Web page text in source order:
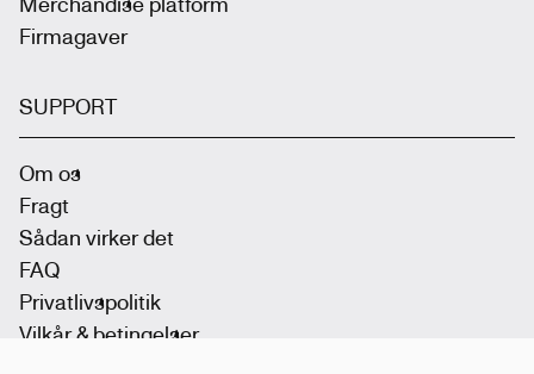
Firmagaver
SUPPORT
Om os
Fragt
Sådan virker det
FAQ
Privatlivspolitik
Vilkår & betingelser